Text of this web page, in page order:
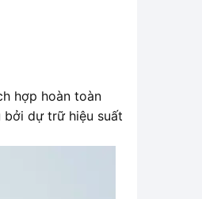
hợp hoàn toàn
dự trữ hiệu suất